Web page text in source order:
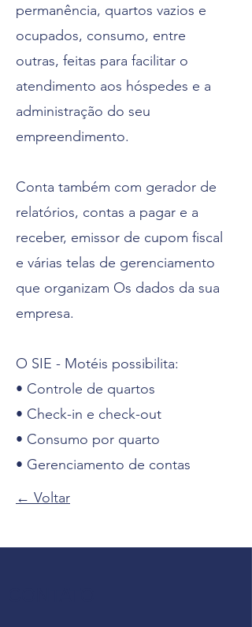
permanência, quartos vazios e
ocupados, consumo, entre
outras, feitas para facilitar o
atendimento aos hóspedes e a
administração do seu
empreendimento.
Conta também com gerador de
relatórios, contas a pagar e a
receber, emissor de cupom fiscal
e várias telas de gerenciamento
que organizam Os dados da sua
empresa.
O SIE - Motéis possibilita:
• Controle de quartos
• Check-in e check-out
• Consumo por quarto
• Gerenciamento de contas
← Voltar